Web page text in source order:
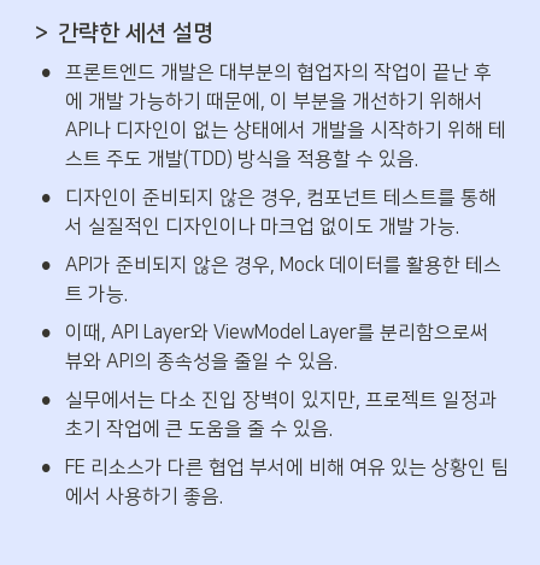
＞ 간략한 세션 설명
•
프론트엔드 개발은 대부분의 협업자의 작업이 끝난 후
에 개발 가능하기 때문에, 이 부분을 개선하기 위해서
API나 디자인이 없는 상태에서 개발을 시작하기 위해 테
스트 주도 개발(TDD) 방식을 적용할 수 있음.
•
디자인이 준비되지 않은 경우, 컴포넌트 테스트를 통해
서 실질적인 디자인이나 마크업 없이도 개발 가능.
•
API가 준비되지 않은 경우, Mock 데이터를 활용한 테스
트 가능.
•
이때, API Layer와 ViewModel Layer를 분리함으로써
뷰와 API의 종속성을 줄일 수 있음.
•
실무에서는 다소 진입 장벽이 있지만, 프로젝트 일정과
초기 작업에 큰 도움을 줄 수 있음.
•
FE 리소스가 다른 협업 부서에 비해 여유 있는 상황인 팀
에서 사용하기 좋음.